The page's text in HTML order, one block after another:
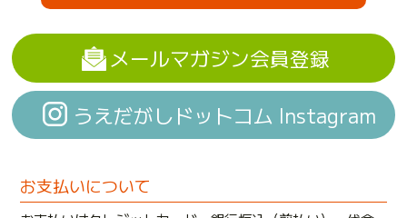
メールマガジン会員登録
うえだがしドットコム Instagram
お支払いについて